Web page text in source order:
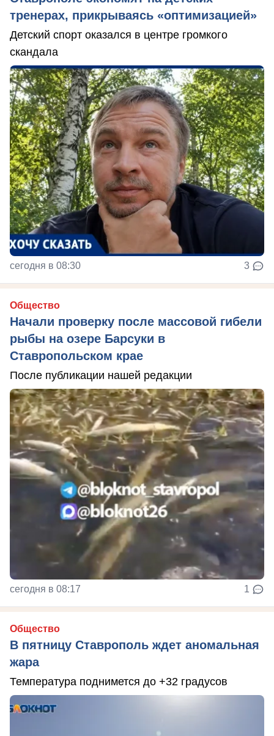
тренерах, прикрываясь «оптимизацией»
Детский спорт оказался в центре громкого
скандала
сегодня в 08:30 3
Общество
Начали проверку после массовой гибели
рыбы на озере Барсуки в
Ставропольском крае
После публикации нашей редакции
сегодня в 08:17 1
Общество
В пятницу Ставрополь ждет аномальная
жара
Температура поднимется до +32 градусов